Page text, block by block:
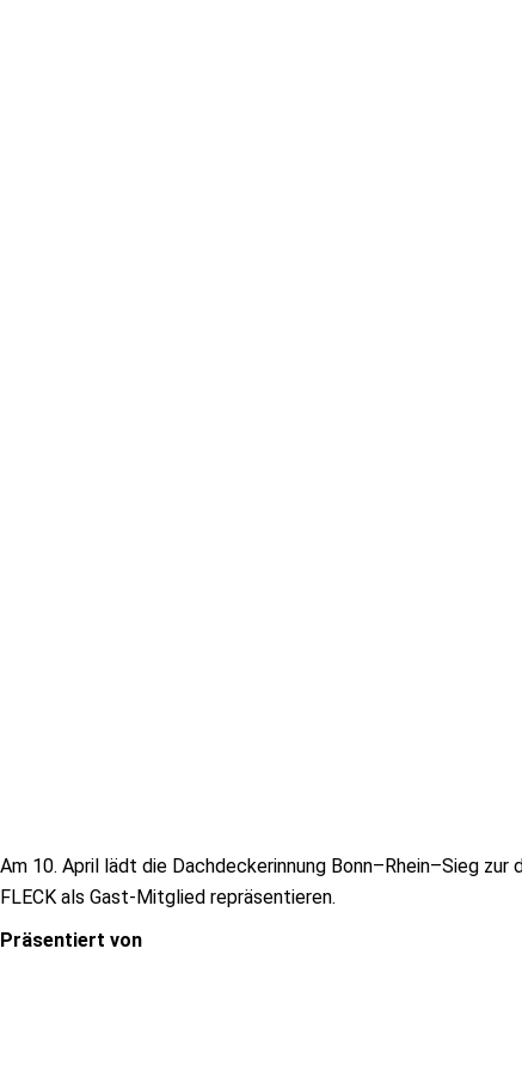
Am 10. April lädt die Dachdeckerinnung Bonn–Rhein–Sieg
FLECK als Gast-Mitglied repräsentieren.
Präsentiert von